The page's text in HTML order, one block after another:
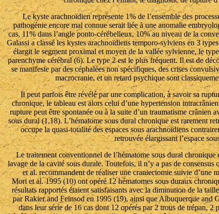
Le kyste arachnoïdien représente 1% de l’ensemble des
pathogénie encore mal connue serait liée à une anomalie
cas, 11% dans l’angle ponto-cérébelleux, 10% au niveau de la
Galassi a classé les kystes arachnoïdiens temporo-sylviens en 3
élargit le segment proximal et moyen de la vallée sylvienne, le
parenchyme cérébral (6). Le type 2 est le plus fréquent. Il est de
se manifeste par des céphalées non spécifiques, des crises
macrocranie, et un retard psychique sont
Il peut parfois être révélé par une complication, à savoir sa
chronique, le tableau est alors celui d’une hypertension
rupture peut être spontanée ou à la suite d’un traumatisme crânien
sous dural (1,18). L’hématome sous dural chronique est rarement
occupe la quasi-totalité des espaces sous arachnoïdiens
retrouvée élargissant l’espace
Le traitement conventionnel de l’hématome sous dural
lavage de la cavité sous durale. Toutefois, il n’y a pas de
et al. recommandent de réaliser une craniectomie suivie d’une
Mori et al. 1995 (10) ont opéré 12 hématomes sous duraux
résultats rapportés étaient satisfaisants avec la diminution de la
par Rakier and Feinsod en 1995 (19), ainsi que Albuquerque and
dans leur série de 16 cas dont 12 opérés par 2 trous de trépan,